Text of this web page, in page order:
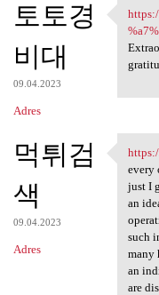
토토경
비대
09.04.2023
Adres
먹튀검
색
09.04.2023
Adres
every
just I
an
such
many
an
are